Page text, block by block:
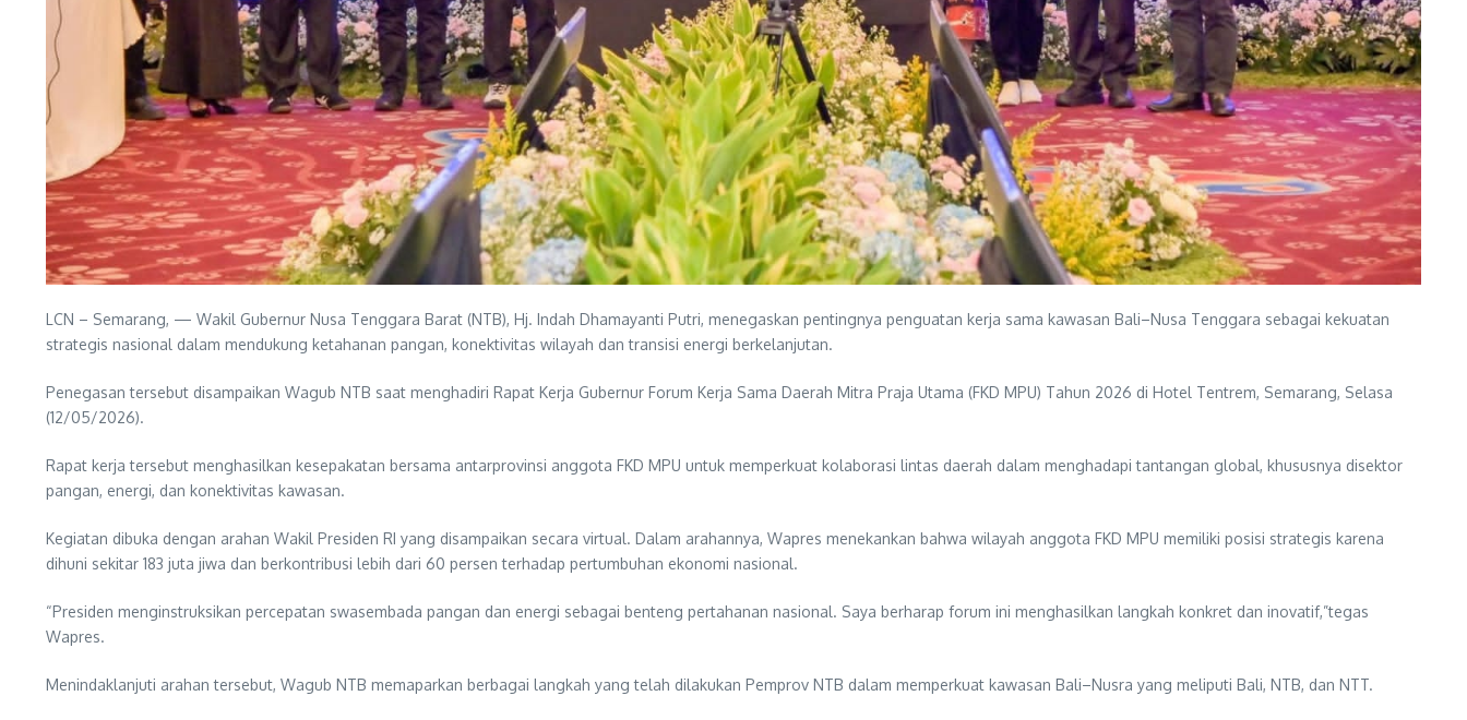
LCN – Semarang, — Wakil Gubernur Nusa Tenggara Barat (NTB), Hj. Indah Dhamayanti Putri, menegaskan pentingnya penguatan kerja sama kawasan Bali–Nusa Tenggara sebagai kekuatan
strategis nasional dalam mendukung ketahanan pangan, konektivitas wilayah dan transisi energi berkelanjutan.
Penegasan tersebut disampaikan Wagub NTB saat menghadiri Rapat Kerja Gubernur Forum Kerja Sama Daerah Mitra Praja Utama (FKD MPU) Tahun 2026 di Hotel Tentrem, Semarang, Selasa
(12/05/2026).
Rapat kerja tersebut menghasilkan kesepakatan bersama antarprovinsi anggota FKD MPU untuk memperkuat kolaborasi lintas daerah dalam menghadapi tantangan global, khususnya disektor
pangan, energi, dan konektivitas kawasan.
Kegiatan dibuka dengan arahan Wakil Presiden RI yang disampaikan secara virtual. Dalam arahannya, Wapres menekankan bahwa wilayah anggota FKD MPU memiliki posisi strategis karena
dihuni sekitar 183 juta jiwa dan berkontribusi lebih dari 60 persen terhadap pertumbuhan ekonomi nasional.
“Presiden menginstruksikan percepatan swasembada pangan dan energi sebagai benteng pertahanan nasional. Saya berharap forum ini menghasilkan langkah konkret dan inovatif,”tegas
Wapres.
Menindaklanjuti arahan tersebut, Wagub NTB memaparkan berbagai langkah yang telah dilakukan Pemprov NTB dalam memperkuat kawasan Bali–Nusra yang meliputi Bali, NTB, dan NTT.